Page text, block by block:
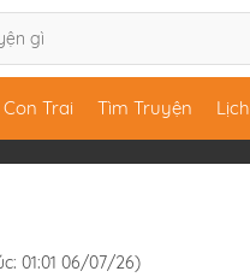
Con Trai Tìm Truyện
01:01 06/07/26)